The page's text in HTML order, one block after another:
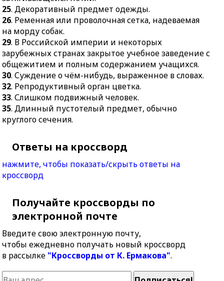
25. Декоративный предмет одежды.
26. Ременная или проволочная сетка, надеваемая
на морду собак.
29. В Российской империи и некоторых
зарубежных странах закрытое учебное заведение с
общежитием и полным содержанием учащихся.
30. Суждение о чём-нибудь, выраженное в словах.
32. Репродуктивный орган цветка.
33. Слишком подвижный человек.
35. Длинный пустотелый предмет, обычно
круглого сечения.
Ответы на кроссворд
нажмите, чтобы показать/скрыть ответы на
кроссворд
Получайте кроссворды по
электронной почте
Введите свою электронную почту,
чтобы ежедневно получать новый кроссворд
в рассылке "Кроссворды от К. Ермакова".